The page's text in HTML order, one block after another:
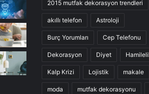
2015 mutfak dekorasyon trendleri
akıllı telefon Astroloji
Burç Yorumları Cep Telefonu
Dekorasyon Diyet
Kalp Krizi Lojistik makale
moda mutfak dekorasyonu